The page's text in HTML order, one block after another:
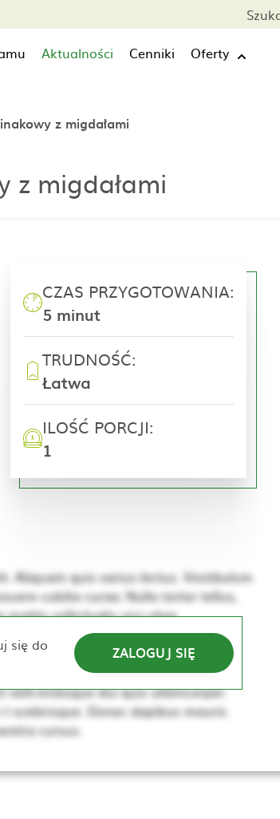
Aktualności Cenniki Oferty
z migdałami
z migdałami
CZAS PRZYGOTOWANIA:
5 minut
TRUDNOŚĆ:
Łatwa
ILOŚĆ PORCJI:
1
Aliquam quis varius lectus. Vestibulum
cubilia curae; Nulla tortor tellus,
mattis sollicitudin orci vitae
elementum, ante sed tincidunt
Donec dapibus mauris vitae sem
dui lacus ultricies tellus, ac viverra
velit.entesque dui quis ullamcorper.
scelerisque. Donec dapibus mauris
cursus.
się do
ZALOGUJ SIĘ